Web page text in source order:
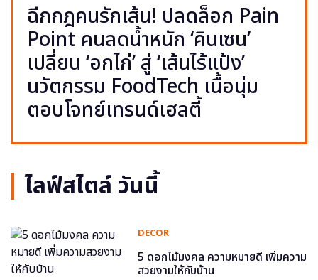
ฉีกกฎคนรักเส้น! ปลดล็อก Pain
Point คนลดน้ำหนัก ‘คินเซน’
เปลี่ยน ‘อกไก่’ สู่ ‘เส้นไร้แป้ง’
นวัตกรรม FoodTech เนื้อนุ่ม
ตอบโจทย์เทรนด์เฮลตี้
ไลฟ์สไตล์ วันนี้
DECOR
5 ดอกไม้มงคล ความหมายดี เพิ่มความ
สวยงามให้กับบ้าน